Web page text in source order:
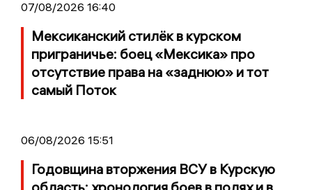
07/08/2026 16:40
Мексиканский стилёк в курском
приграничье: боец «Мексика» про
отсутствие права на «заднюю» и тот
самый Поток
06/08/2026 15:51
Годовщина вторжения ВСУ в Курскую